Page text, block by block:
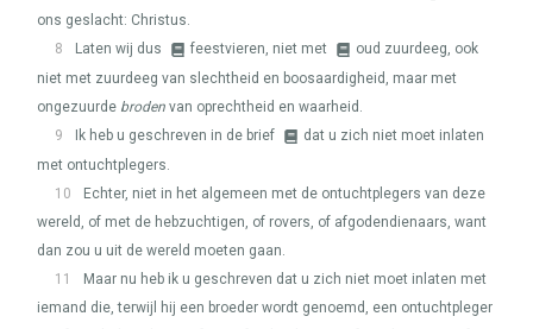
ons geslacht: Christus.
8
Laten wij dus feestvieren, niet met
oud zuurdeeg, ook
niet met zuurdeeg van slechtheid en boosaardigheid, maar met
ongezuurde broden van oprechtheid en waarheid.
9
Ik heb u geschreven in de brief
dat u zich niet moet inlaten
met ontuchtplegers.
10
Echter, niet in het algemeen met de ontuchtplegers van deze
wereld, of met de hebzuchtigen, of rovers, of afgodendienaars, want
dan zou u uit de wereld moeten gaan.
11
Maar nu heb ik u geschreven dat u zich niet moet inlaten met
iemand die, terwijl hij een broeder wordt genoemd, een ontuchtpleger